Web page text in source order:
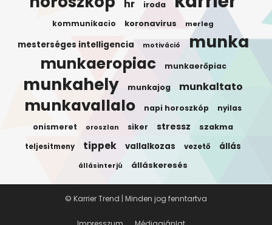
hr iroda
kommunikacio koronavirus merleg
mesterséges intelligencia motiváció munka
munkaeropiac munkaerőpiac
munkahely munkajog munkaltato
munkavallalo napi horoszkóp nyilas
onismeret oroszlan siker stressz szakma
teljesitmeny tippek vallalkozas vezető állás
állásinterjú álláskeresés
© Karrier Trend | Minden jog fenntartva